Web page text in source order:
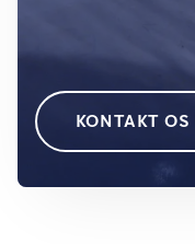
KONTAKT